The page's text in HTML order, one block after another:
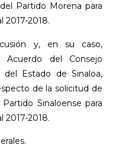
Partido Morena para
2017-2018.
y, en su caso,
del Consejo
Estado de Sinaloa,
de la solicitud de
Sinaloense para
2017-2018.